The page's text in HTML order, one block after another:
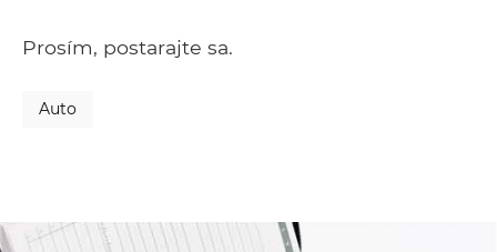
Prosím, postarajte sa.
Auto